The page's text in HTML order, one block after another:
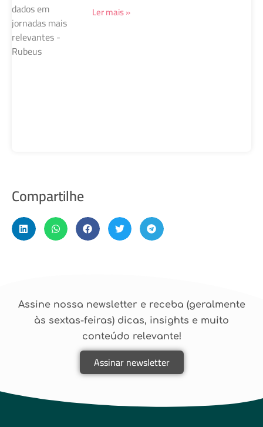
Ler mais »
Compartilhe
Assine nossa newsletter e receba (geralmente
às sextas-feiras) dicas, insights e muito
conteúdo relevante!
Assinar newsletter